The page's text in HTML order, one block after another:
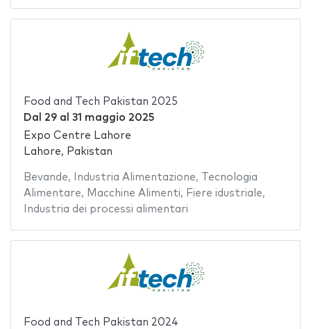
Food and Tech Pakistan 2025
Dal 29al 31 maggio 2025
Expo Centre Lahore
Lahore, Pakistan
Bevande, Industria Alimentazione,
Tecnologia
Alimentare, Macchine Alimenti, Fiere idustriale,
Industria dei processi alimentari
Food and Tech Pakistan 2024